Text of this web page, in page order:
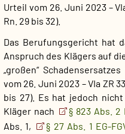
Urteil vom 26. Juni 2023 –
Rn. 29 bis 32).
Das Berufungsgericht hat
Anspruch des Klägers auf
„großen“
vom 26. Juni 2023 – VIa ZR
bis 27). Es hat jedoch
Kläger nach
§ 823 Abs. 2
Abs. 1,
§ 27 Abs. 1 EG-